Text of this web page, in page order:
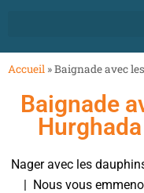
Accueil »Baignade avec
Baignade
Nager avec les
| Nous vous